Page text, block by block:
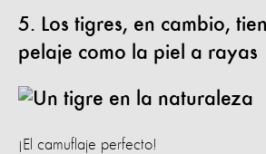
5. Los tigres, en cambio,
pelaje como la piel a rayas
¡El camuflaje perfecto!